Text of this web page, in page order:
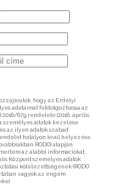
hogy az Erdélyi
adataimat feldolgozhassa az
2016/679 rendelete (2016. április
személyes adatok kezelése
az ilyen adatok szabad
hatályon kívül helyezése
RODO) alapján.
az alábbi információkat,
Központ személyes adatok
kötelezettségének (RODO
vagyok az engem